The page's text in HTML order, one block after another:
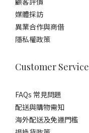
媒體採訪
異業合作與商借
隱私權政策
Customer Service
FAQs 常見問題
配送與購物需知
海外配送及免運門檻